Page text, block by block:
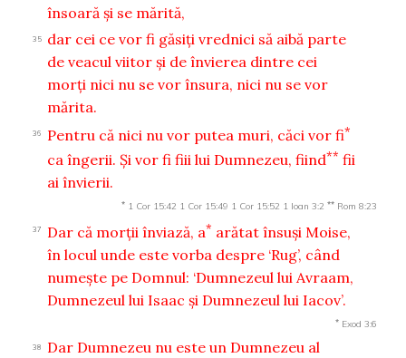
însoară şi se mărită,
35
dar cei ce vor fi găsiţi vrednici să aibă parte
de veacul viitor şi de învierea dintre cei
morţi nici nu se vor însura, nici nu se vor
mărita.
36 Pentru că nici nu vor putea muri, căci vor fi*
ca îngerii. Şi vor fi fiii lui Dumnezeu, fiind** fii
ai învierii.
* 1 Cor 15:42 1 Cor 15:49 1 Cor 15:52 1 Ioan 3:2 ** Rom 8:23
37 Dar că morţii înviază, a* arătat însuşi Moise,
în locul unde este vorba despre ‘Rug’, când
numeşte pe Domnul: ‘Dumnezeul lui Avraam,
Dumnezeul lui Isaac şi Dumnezeul lui Iacov’.
* Exod 3:6
38
Dar Dumnezeu nu este un Dumnezeu al